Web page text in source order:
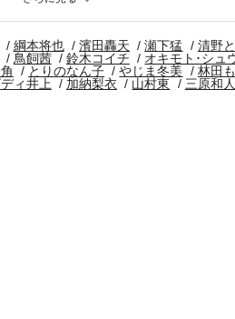
綱本将也 濱田轟天 瀬下猛 清野
鳥飼茜 鈴木コイチ オキモト･シュ
とりのなん子 やじま冬美 林田
ィ井上 加納梨衣 山村東 三原和人